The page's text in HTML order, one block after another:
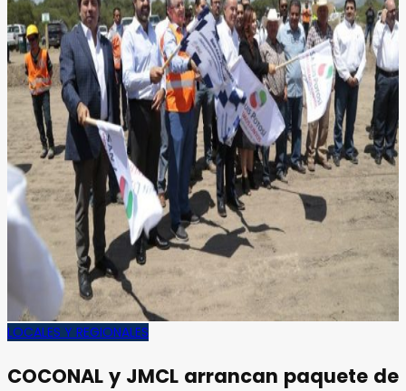
LOCALES Y REGIONALES
COCONAL y JMCL arrancan paquete de